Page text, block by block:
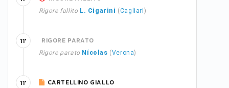
Rigore fallito L. Cigarini (Cagliari)
RIGORE PARATO
Rigore parato Nícolas (Verona)
11'
CARTELLINO GIALLO
11'